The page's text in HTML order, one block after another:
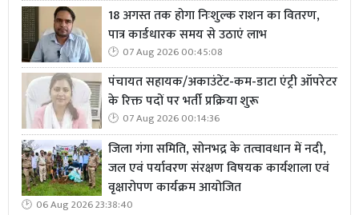
18 अगस्त तक होगा निःशुल्क राशन का वितरण,
पात्र कार्डधारक समय से उठाएं लाभ
07 Aug 2026 00:45:08
पंचायत सहायक/अकाउंटेंट-कम-डाटा एंट्री ऑपरेटर
के रिक्त पदों पर भर्ती प्रक्रिया शुरू
07 Aug 2026 00:14:36
जिला गंगा समिति, सोनभद्र के तत्वावधान में नदी,
जल एवं पर्यावरण संरक्षण विषयक कार्यशाला एवं
वृक्षारोपण कार्यक्रम आयोजित
06 Aug 2026 23:38:40